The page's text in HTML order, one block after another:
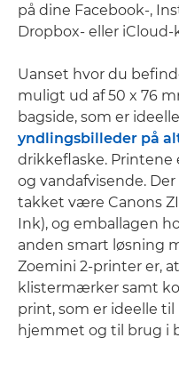
på dine Facebook-,
Dropbox- eller iCloud-
Uanset hvor du
muligt ud af 50 x 76
bagside, som er
yndlingsbilleder på
drikkeflaske.
og vandafvisende.
takket være Canons
Ink), og emballagen
anden smart løsning
Zoemini 2-printer er,
klistermærker samt
print, som er ideelle
hjemmet og til brug i